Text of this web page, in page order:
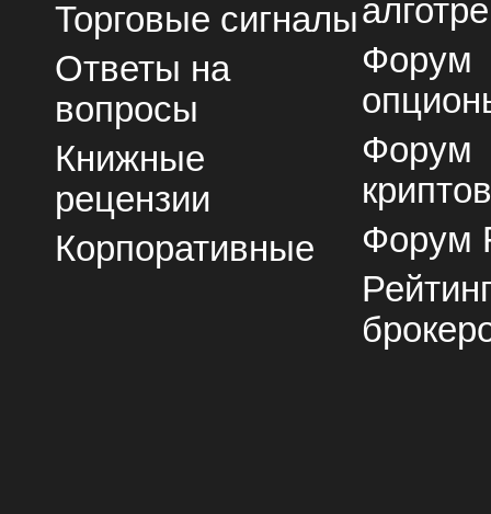
Торговые сигналы
Ответы на
вопросы
Книжные
рецензии
Корпоративные
Форум
Форум
Форум